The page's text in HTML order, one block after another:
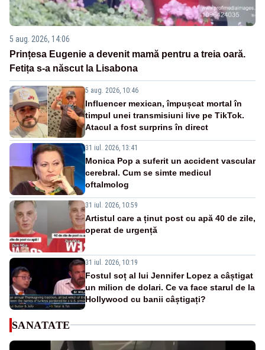
5 aug. 2026, 14:06
Prințesa Eugenie a devenit mamă pentru a treia oară.
Fetița s-a născut la Lisabona
5 aug. 2026, 10:46
Influencer mexican, împușcat mortal în
timpul unei transmisiuni live pe TikTok.
Atacul a fost surprins în direct
31 iul. 2026, 13:41
Monica Pop a suferit un accident vascular
cerebral. Cum se simte medicul
oftalmolog
31 iul. 2026, 10:59
Artistul care a ținut post cu apă 40 de zile,
operat de urgență
31 iul. 2026, 10:19
Fostul soț al lui Jennifer Lopez a câștigat
un milion de dolari. Ce va face starul de la
Hollywood cu banii câștigați?
SANATATE